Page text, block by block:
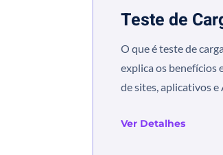
Teste de
O que é teste de
explica os benefícios
de sites, aplicativos e
Ver Detalhes